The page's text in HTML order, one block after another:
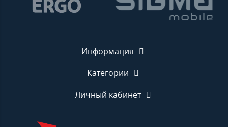
Информация
Категории
Личный кабинет